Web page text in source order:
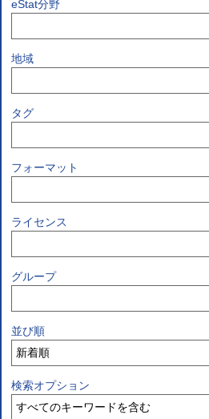
eStat分野
地域
タグ
フォーマット
ライセンス
グループ
並び順
検索オプション